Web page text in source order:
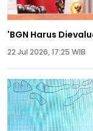
'BGN Harus
22 Jul 2026, 17:25 WIB